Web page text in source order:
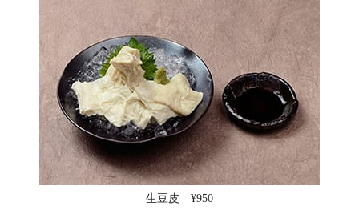
生豆皮 ¥950